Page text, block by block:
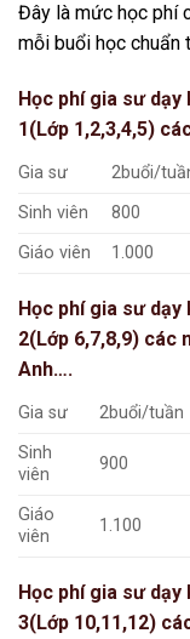
Đây là mức học phí
mỗi buổi học chuẩn
Học phí gia sư
1(Lớp 1,2,3,4,5)
Gia sư 2buổi/
Sinh viên
800
Giáo viên
1.000
Học phí gia sư
2(Lớp 6,7,8,9) các
Anh….
Gia sư 2buổi/tuần
Sinh
viên
900
Giáo
viên
1.100
Học phí gia sư
3(Lớp 10,11,12)